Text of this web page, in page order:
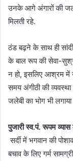
उनके आगे अंगारों की
मिलती रहे.
ठंड बढ़ने के साथ ही
के बाल रूप की सेवा-
न हो, इसलिए आश्रम में
समय अंगीठी की
जलेबी का भोग भी लगाया
पुजारी स्व.पं. रूपम व्यास
सर्दी में भगवान की
बचाव के लिए गर्म